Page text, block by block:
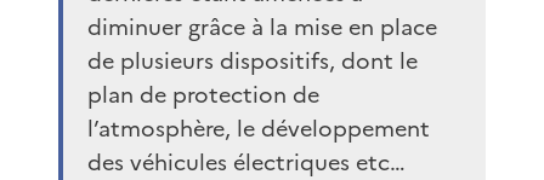
diminuer grâce à la mise en place
de plusieurs dispositifs, dont le
plan de protection de
l’atmosphère, le développement
des véhicules électriques etc…